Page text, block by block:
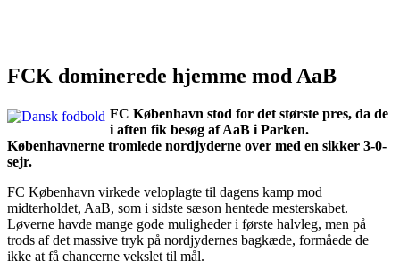
FCK dominerede hjemme mod AaB
FC København stod for det største pres, da de
i aften fik besøg af AaB i Parken.
Københavnerne tromlede nordjyderne over med en sikker 3-0-
sejr.
FC København virkede veloplagte til dagens kamp mod
midterholdet, AaB, som i sidste sæson hentede mesterskabet.
Løverne havde mange gode muligheder i første halvleg, men på
trods af det massive tryk på nordjydernes bagkæde, formåede de
ikke at få chancerne vekslet til mål.